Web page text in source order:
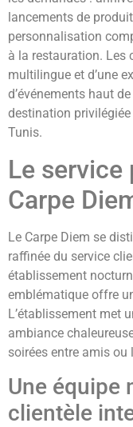
lancements de
personnalisation
à la restauration. Les
multilingue et d’une
d’événements haut
destination
Tunis.
Le service
Carpe
Le Carpe Diem se
raffinée du service
établissement
emblématique offre
L’établissement met
ambiance
soirées entre amis ou
Une équipe
clientèle